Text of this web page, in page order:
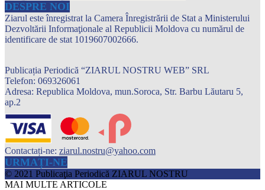
DESPRE NOI
Ziarul este înregistrat la Camera Înregistrării de Stat a Ministerului
Dezvoltării Informaţionale al Republicii Moldova cu numărul de
identificare de stat 1019607002666.
Publicația Periodică “ZIARUL NOSTRU WEB” SRL
Telefon: 069326061
Adresa: Republica Moldova, mun.Soroca, Str. Barbu Lăutaru 5,
ap.2
Contactați-ne: ziarul.nostru@yahoo.com
URMAȚI-NE
© 2021 Publicaţia Periodică ZIARUL NOSTRU
MAI MULTE ARTICOLE